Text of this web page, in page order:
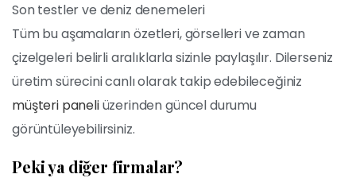
Son testler ve deniz denemeleri
Tüm bu aşamaların özetleri, görselleri ve zaman
çizelgeleri belirli aralıklarla sizinle paylaşılır. Dilerseniz
üretim sürecini canlı olarak takip edebileceğiniz
müşteri paneliüzerinden güncel durumu
görüntüleyebilirsiniz.
Peki ya diğer firmalar?